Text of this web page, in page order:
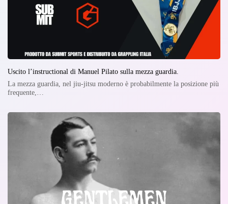
Uscito l’instructional di Manuel Pilato sulla mezza guardia.
La mezza guardia, nel jiu-jitsu moderno è probabilmente la posizione più
frequente,…